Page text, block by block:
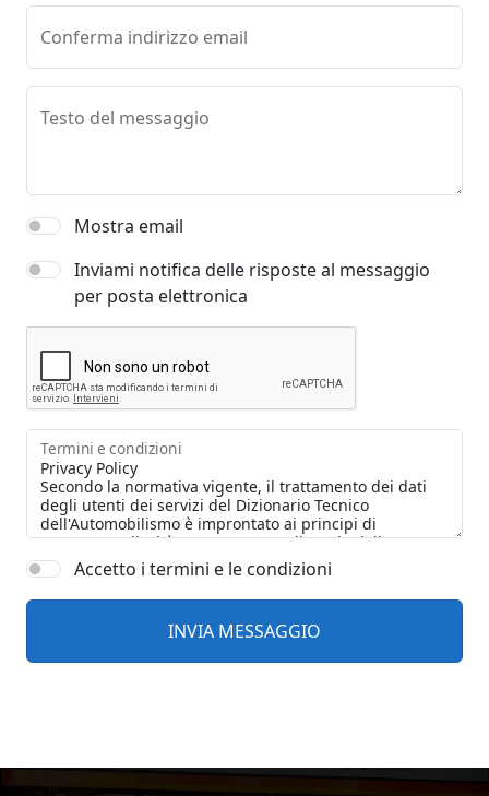
Conferma indirizzo email
Testo del messaggio
Mostra email
Inviami notifica delle risposte al messaggio
per posta elettronica
Termini e condizioni
Accetto i termini e le condizioni